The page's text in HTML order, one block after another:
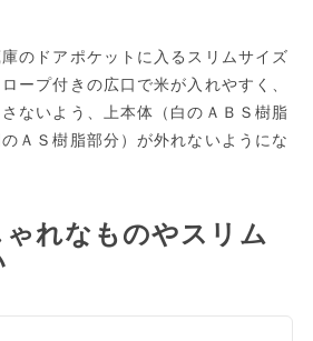
のドアポケットに入るスリムサイズ
ープ付きの広口で米が入れやすく、
ないよう、上本体（白のＡＢＳ樹脂
ＡＳ樹脂部分）が外れないようにな
れなものやスリム